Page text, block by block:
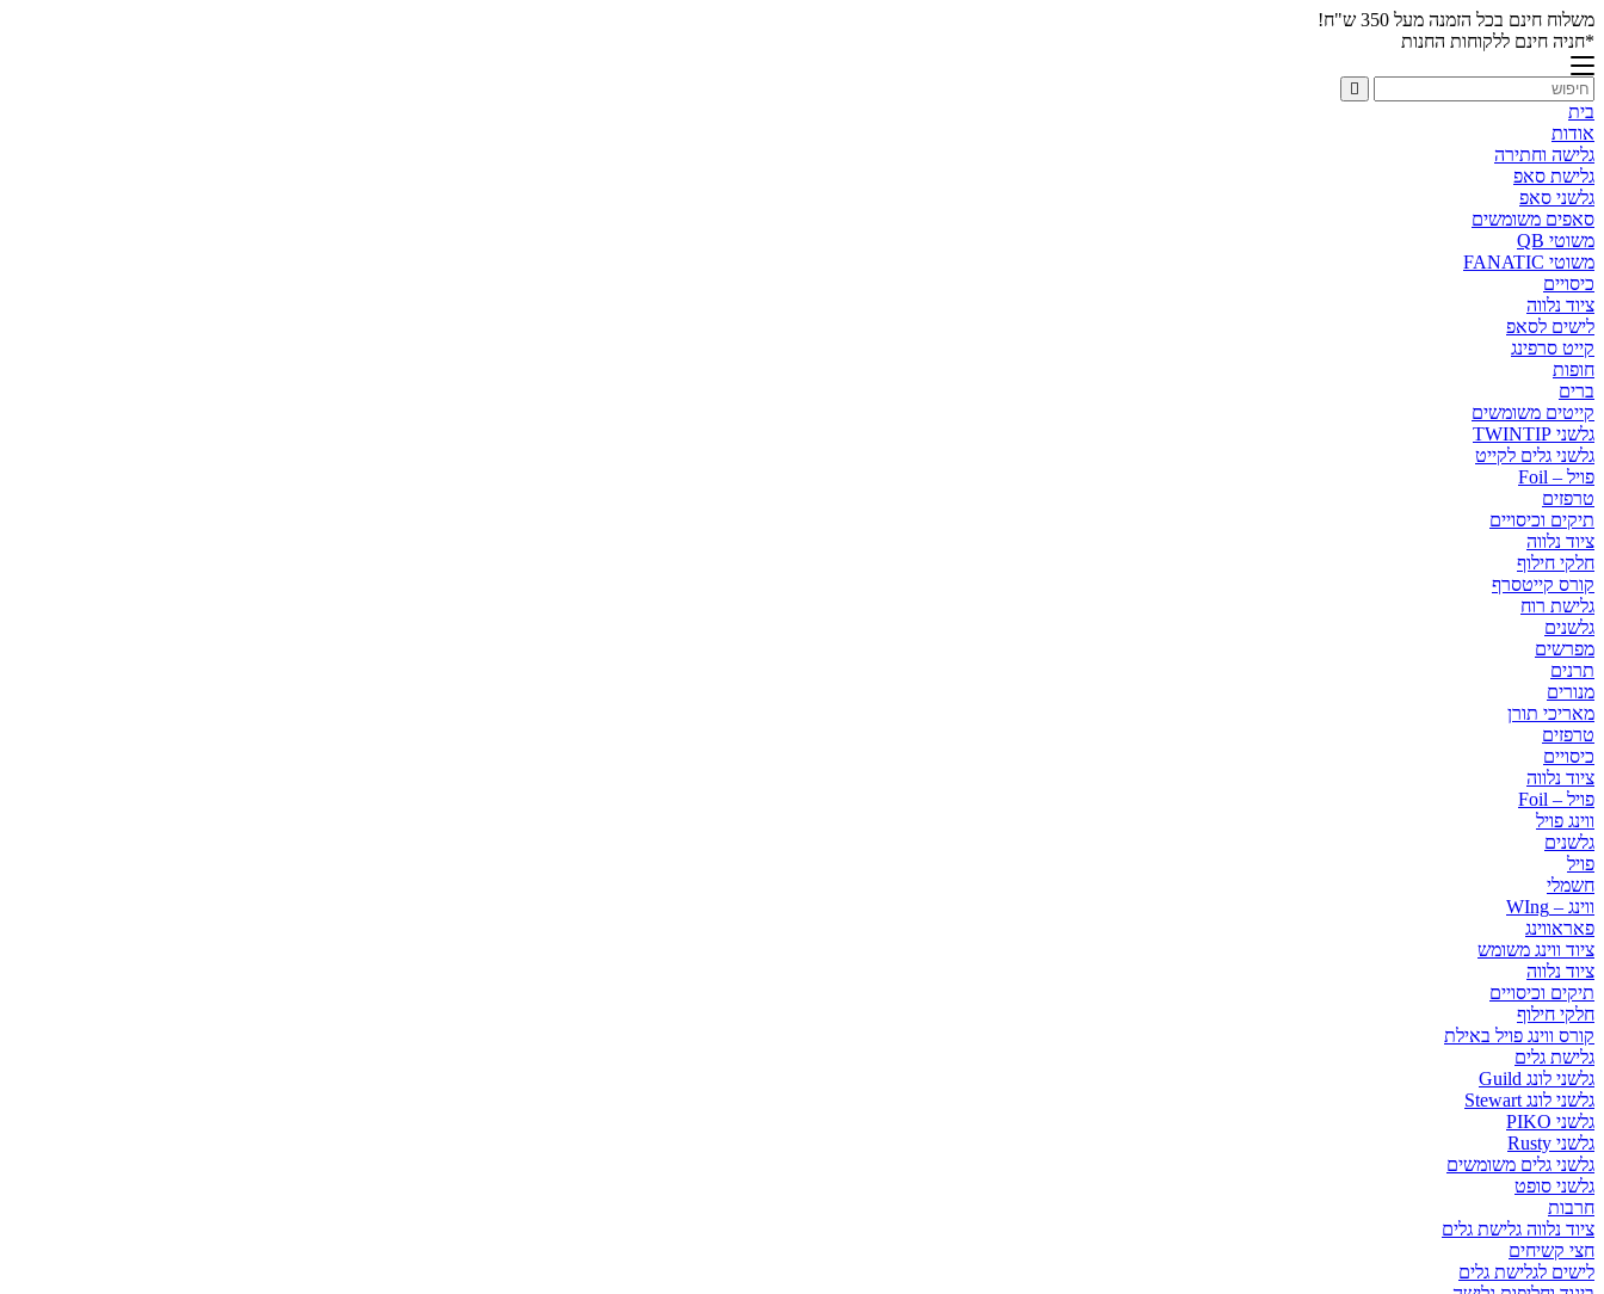
משלוח חינם בכל הזמנה מעל 350 ש"ח!
*חניה חינם ללקוחות החנות
בית
אודות
גלישה וחתירה
גלישת סאפ
גלשני סאפ
סאפים משומשים
משוטי QB
משוטי FANATIC
כיסויים
ציוד נלווה
לישים לסאפ
קייט סרפינג
חופות
ברים
קייטים משומשים
גלשני TWINTIP
גלשני גלים לקייט
פויל – Foil
טרפזים
תיקים וכיסויים
ציוד נלווה
חלקי חילוף
קורס קייטסרף
גלישת רוח
גלשנים
מפרשים
תרנים
מנורים
מאריכי תורן
טרפזים
כיסויים
ציוד נלווה
פויל – Foil
ווינג פויל
גלשנים
פויל
חשמלי
ווינג – WIng
פאראווינג
ציוד ווינג משומש
ציוד נלווה
תיקים וכיסויים
חלקי חילוף
קורס ווינג פויל באילת
גלישת גלים
גלשני לונג Guild
גלשני לונג Stewart
גלשני PIKO
גלשני Rusty
גלשני גלים משומשים
גלשני סופט
חרבות
ציוד נלווה גלישת גלים
חצי קשיחים
לישים לגלישת גלים